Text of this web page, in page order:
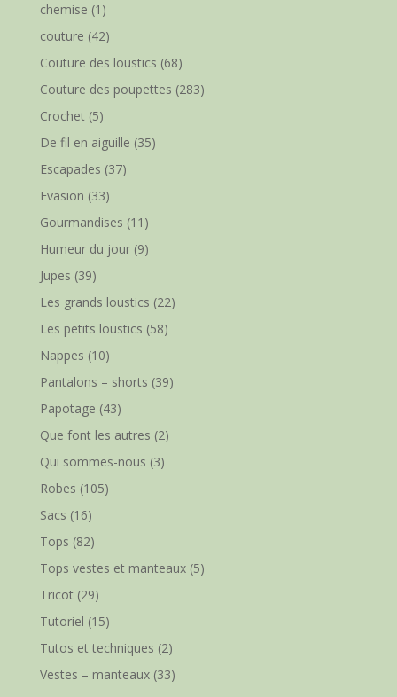
chemise (1)
couture (42)
Couture des loustics (68)
Couture des poupettes (283)
Crochet(5)
De fil en aiguille (35)
Escapades (37)
Evasion (33)
Gourmandises (11)
Humeur du jour(9)
Jupes (39)
Les grands loustics (22)
Les petits loustics (58)
Nappes (10)
Pantalons – shorts (39)
Papotage (43)
Que font les autres (2)
Qui sommes-nous (3)
Robes (105)
Sacs (16)
Tops (82)
Tops vestes et manteaux(5)
Tricot(29)
Tutoriel (15)
Tutos et techniques (2)
Vestes – manteaux(33)